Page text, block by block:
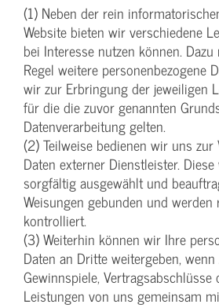
(1) Neben der rein
Website bieten wir verschiedene
bei Interesse nutzen können.
Regel weitere personenbezogene
wir zur Erbringung der jeweiligen
für die die zuvor genannten
Datenverarbeitung gelten.
(2) Teilweise bedienen wir uns
Daten externer Dienstleister.
sorgfältig ausgewählt und
Weisungen gebunden und
kontrolliert.
(3) Weiterhin können wir Ihre
Daten an Dritte weitergeben,
Gewinnspiele,
Leistungen von uns gemeinsam